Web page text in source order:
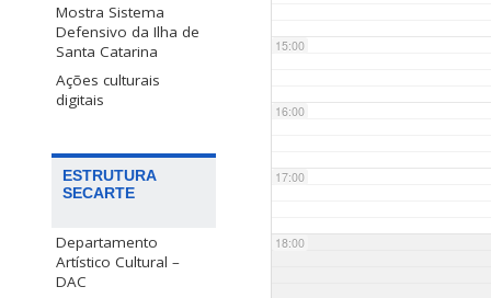
Mostra Sistema
Defensivo da Ilha de
Santa Catarina
Ações culturais
digitais
ESTRUTURA
SECARTE
Departamento
Artístico Cultural –
DAC
15:00
16:00
17:00
18:00